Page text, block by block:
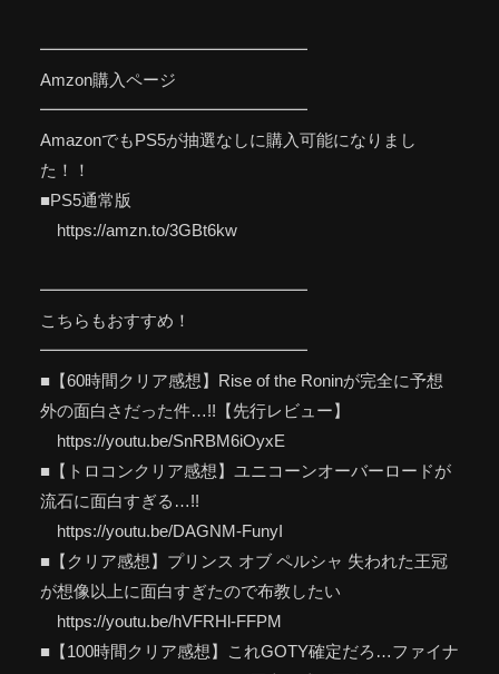
━━━━━━━━━━━━━━━━
Amzon購入ページ
━━━━━━━━━━━━━━━━
AmazonでもPS5が抽選なしに購入可能になりまし
た！！
■PS5通常版
https://amzn.to/3GBt6kw
━━━━━━━━━━━━━━━━
こちらもおすすめ！
━━━━━━━━━━━━━━━━
■【60時間クリア感想】Rise of the Roninが完全に予想
外の面白さだった件…!!【先行レビュー】
https://youtu.be/SnRBM6iOyxE
■【トロコンクリア感想】ユニコーンオーバーロードが
流石に面白すぎる…!!
https://youtu.be/DAGNM-FunyI
■【クリア感想】プリンス オブ ペルシャ 失われた王冠
が想像以上に面白すぎたので布教したい
https://youtu.be/hVFRHl-FFPM
■【100時間クリア感想】これGOTY確定だろ…ファイナ